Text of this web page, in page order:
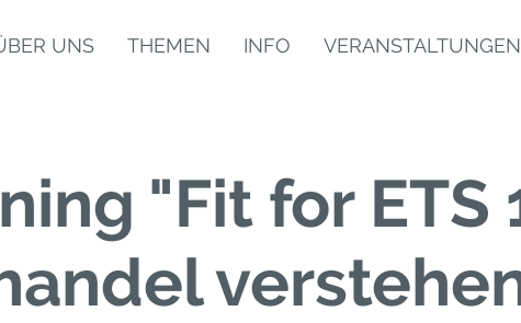
UNS THEMEN INFO VERANSTALTUNGEN
"Fit for ETS